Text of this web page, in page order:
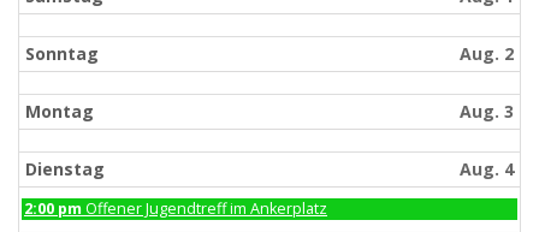
Sonntag Aug. 2
Montag Aug. 3
Dienstag Aug. 4
Dienstag,
August
2:00 pm Offener Jugendtreff im Ankerplatz